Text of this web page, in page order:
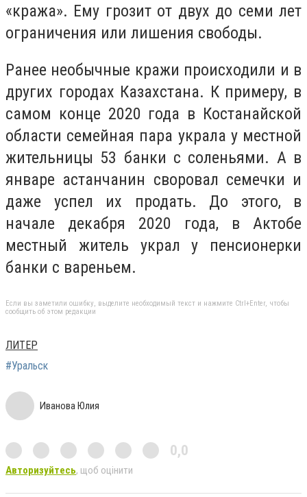
«кража». Ему грозит от двух до семи лет
ограничения или лишения свободы.
Ранее необычные кражи происходили и в
других городах Казахстана. К примеру, в
самом конце 2020 года в Костанайской
области семейная пара украла у местной
жительницы 53 банки с соленьями. А в
январе астанчанин своровал семечки и
даже успел их продать. До этого, в
начале декабря 2020 года, в Актобе
местный житель украл у пенсионерки
банки с вареньем.
Если вы заметили ошибку, выделите необходимый текст и нажмите Ctrl+Enter, чтобы
сообщить об этом редакции
ЛИТЕР
#Уральск
Иванова Юлия
0,0
Авторизуйтесь, щоб оцінити